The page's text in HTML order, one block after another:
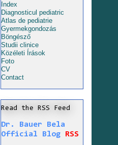
Index
Diagnosticul pediatric
Atlas de pediatrie
Gyermekgondozás
Böngésző
Studii clinice
Közéleti Írások
Foto
CV
Contact
Read the RSS Feed
Dr. Bauer Bela
Official Blog
RSS